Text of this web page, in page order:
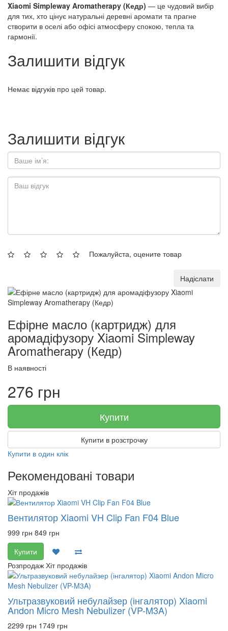
Xiaomi Simpleway Aromatherapy (Кедр) — це чудовий вибір
для тих, хто цінує натуральні деревні аромати та прагне
створити в оселі або офісі атмосферу спокою, тепла та
гармонії.
Залишити відгук
Немає відгуків про цей товар.
Залишити відгук
Пожалуйста, оцените товар
Надіслати
Ефірне масло (картридж) для
аромадіфузору Xiaomi Simpleway
Aromatherapy (Кедр)
В наявності
276 грн
Купити
Купити в розстрочку
Купити в один клік
Рекомендовані товари
Хіт продажів
Вентилятор Xiaomi VH Clip Fan F04 Blue
999 грн 849 грн
Купити
Розпродаж Хіт продажів
Ультразвуковий небулайзер (інгалятор) Xiaomi
Andon Micro Mesh Nebulizer (VP-M3A)
2299 грн 1749 грн